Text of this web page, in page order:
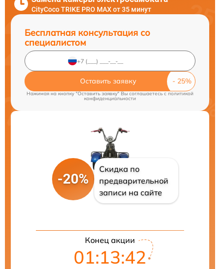
CityCoco TRIKE PRO MAX от 35 минут
Бесплатная консультация со
специалистом
Оставить заявку
Нажимая на кнопку "Оставить заявку" Вы соглашаетесь cполитикой
конфиденциальности
-20%
Скидка по
предварительной
записи на сайте
Конец акции
01:13:41